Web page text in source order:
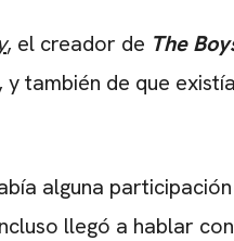
, el creador de The
también de que
alguna
llegó a hablar con